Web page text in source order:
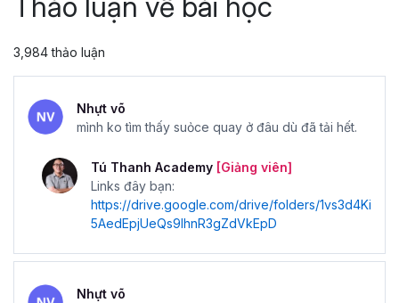
Thảo luận về bài học
3,984 thảo luận
Nhựt võ
mình ko tìm thấy suỏce quay ở đâu dù đã tải hết.
Tú Thanh Academy [Giảng viên]
Links đây bạn:
https://drive.google.com/drive/folders/1vs3d4Ki
5AedEpjUeQs9IhnR3gZdVkEpD
Nhựt võ